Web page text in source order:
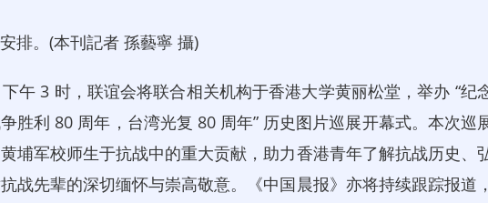
。(本刊記者 孫藝寧 攝)
3 时，联谊会将联合相关机构于香港大学黄丽松堂，举办 “纪
胜利 80 周年，台湾光复 80 周年” 历史图片巡展开幕式。本次巡
埔军校师生于抗战中的重大贡献，助力香港青年了解抗战历史、
战先辈的深切缅怀与崇高敬意。《中国晨报》亦将持续跟踪报道，